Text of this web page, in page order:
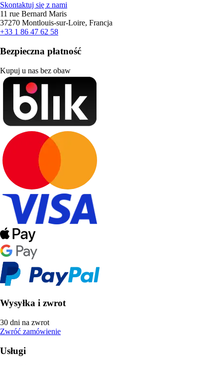
Skontaktuj się z nami
11 rue Bernard Maris
37270 Montlouis-sur-Loire, Francja
+33 1 86 47 62 58
Bezpieczna płatność
Kupuj u nas bez obaw
Wysyłka i zwrot
30 dni na zwrot
Zwróć zamówienie
Usługi